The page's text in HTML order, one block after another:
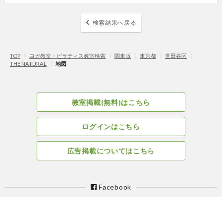
検索結果へ戻る
TOP 〉 ヨガ教室・ピラティス教室検索 〉 関東版 〉 東京都 〉 世田谷区
〉
THE NATURAL
〉 地図
教室掲載(無料)はこちら
ログインはこちら
広告掲載についてはこちら
Facebook